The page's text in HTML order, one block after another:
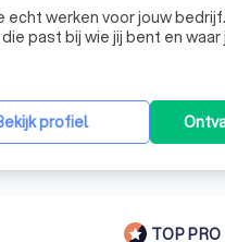
echt werken voor jouw
past bij wie jij bent en
mee en vertalen jouw
profiel
TOP PRO